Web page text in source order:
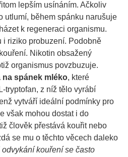
lepším usínáním. Ačkoliv
utlumí, během spánku narušuje
k regeneraci organismu.
i riziko probuzení. Podobně
Nikotin obsažený
organismus povzbuzuje.
spánek mléko, které
tryptofan, z níž tělo vyrábí
vytváří ideální podmínky pro
však mohou dostat i do
člověk přestává kouřit nebo
se mu o těchto věcech daleko
odvykání kouření se často